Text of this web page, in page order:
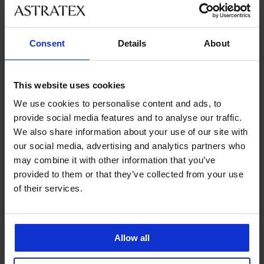
Consent Details About
This website uses cookies
We use cookies to personalise content and ads, to
provide social media features and to analyse our traffic.
We also share information about your use of our site with
our social media, advertising and analytics partners who
may combine it with other information that you’ve
provided to them or that they’ve collected from your use
of their services.
Allow all
4,8
Bezešvý nátělník SilverPro
Classic II
449 Kč
Bezešvý nátělník SilverPro
Classic II
449 Kč